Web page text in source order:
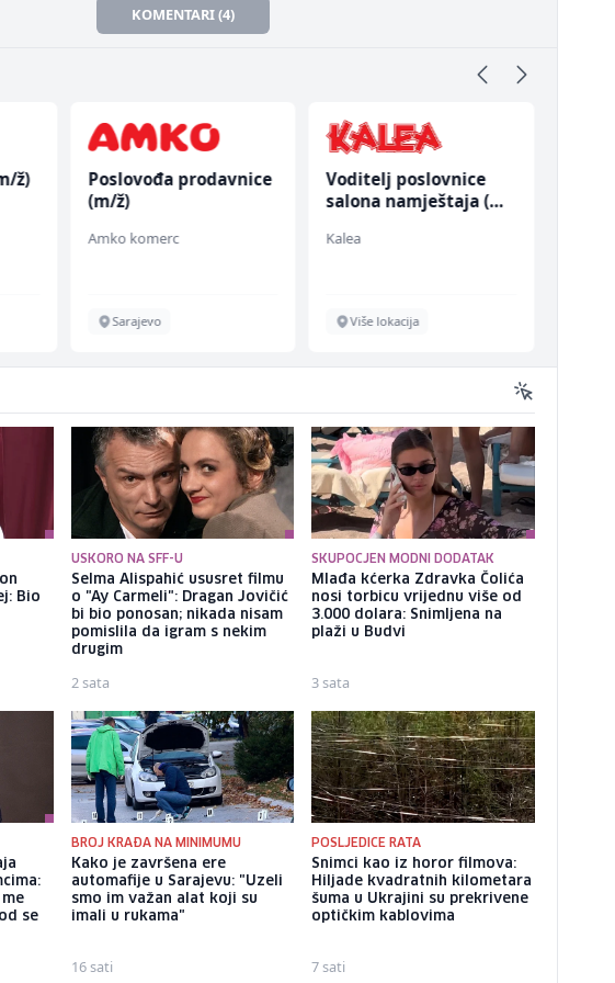
KOMENTARI (4)
ž)
Poslovođa prodavnice
(m/ž)
Amko komerc
Sarajevo
Voditelj poslovnice
salona namještaja (m/
Kalea
Više lokacija
Bio
USKORO NA SFF-U
Selma Alispahić ususret filmu
o "Ay Carmeli": Dragan Jovičić
bi bio ponosan; nikada nisam
pomislila da igram s nekim
drugim
2 sata
SKUPOCJEN MODNI DODATAK
Mlađa kćerka Zdravka Čolića
nosi torbicu vrijednu više od
3.000 dolara: Snimljena na
plaži u Budvi
3 sata
se
BROJ KRAĐA NA MINIMUMU
Kako je završena ere
automafije u Sarajevu: "Uzeli
smo im važan alat koji su
imali u rukama"
16 sati
POSLJEDICE RATA
Snimci kao iz horor filmova:
Hiljade kvadratnih kilometara
šuma u Ukrajini su prekrivene
optičkim kablovima
7 sati